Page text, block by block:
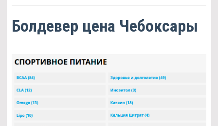
Болдевер цена Чебоксары